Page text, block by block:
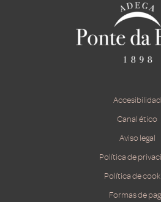
Accesibilidad
Canal ético
Aviso legal
Política de
Política de
Formas de